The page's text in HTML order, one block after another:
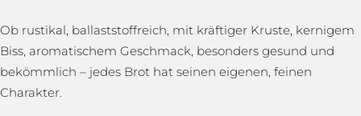
Ob rustikal, ballaststoffreich, mit kräftiger Kruste, kernigem
Biss, aromatischem Geschmack, besonders gesund und
bekömmlich – jedes Brot hat seinen eigenen, feinen
Charakter.